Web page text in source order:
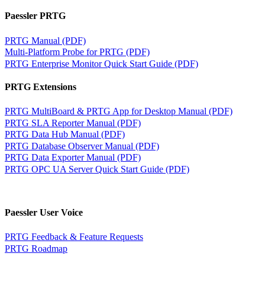
Paessler PRTG
PRTG Manual (PDF)
Multi-Platform Probe for PRTG (PDF)
PRTG Enterprise Monitor Quick Start Guide (PDF)
PRTG Extensions
PRTG MultiBoard & PRTG App for Desktop Manual (PDF)
PRTG SLA Reporter Manual (PDF)
PRTG Data Hub Manual (PDF)
PRTG Database Observer Manual (PDF)
PRTG Data Exporter Manual (PDF)
PRTG OPC UA Server Quick Start Guide (PDF)
Paessler User Voice
PRTG Feedback & Feature Requests
PRTG Roadmap